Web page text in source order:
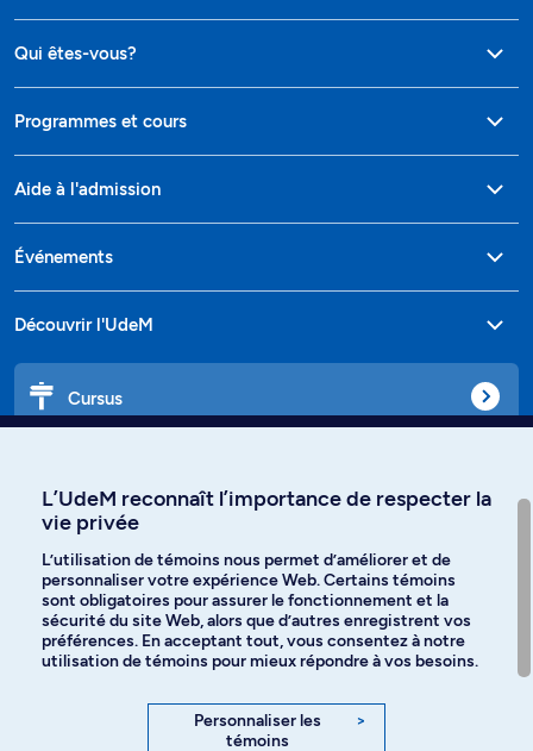
Qui êtes-vous?
Programmes et cours
Aide à l'admission
Événements
Découvrir l'UdeM
Cursus
Langues
Facebook Instagram
YouTube
L’UdeM reconnaît l’importance de respecter la
vie privée
L’utilisation de témoins nous permet d’améliorer et de
personnaliser votre expérience Web. Certains témoins
sont obligatoires pour assurer le fonctionnement et la
sécurité du site Web, alors que d’autres enregistrent vos
préférences. En acceptant tout, vous consentez à notre
utilisation de témoins pour mieux répondre à vos besoins.
Personnaliser les
témoins
>